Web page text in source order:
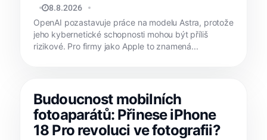
JAN HOLEŠ
8.8.2026
OpenAI pozastavuje práce na modelu Astra, protože
jeho kybernetické schopnosti mohou být příliš
rizikové. Pro firmy jako Apple to znamená...
Budoucnost mobilních
fotoaparátů: Přinese iPhone
18 Pro revoluci ve fotografii?